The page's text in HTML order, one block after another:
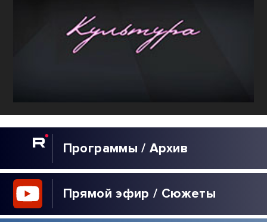
Программы / Архив
Прямой эфир / Сюжеты